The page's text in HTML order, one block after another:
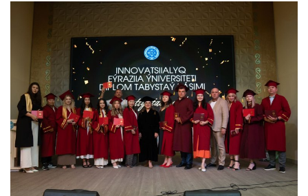
СПЕЦПРОЕКТЫ
СПОРТ
Чек-лист
РАЗВЛЕЧЕНИЯ